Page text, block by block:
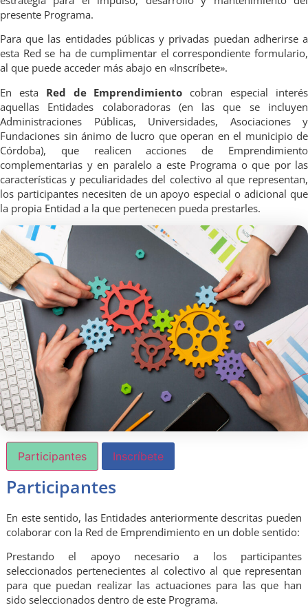
presente Programa.
Para que las entidades públicas y privadas puedan adherirse a
esta Red se ha de cumplimentar el correspondiente formulario,
al que puede acceder más abajo en «Inscríbete».
En esta Red de Emprendimiento cobran especial interés
aquellas Entidades colaboradoras (en las que se incluyen
Administraciones Públicas, Universidades, Asociaciones y
Fundaciones sin ánimo de lucro que operan en el municipio de
Córdoba), que realicen acciones de Emprendimiento
complementarias y en paralelo a este Programa o que por las
características y peculiaridades del colectivo al que representan,
los participantes necesiten de un apoyo especial o adicional que
la propia Entidad a la que pertenecen pueda prestarles.
Participantes Inscríbete
Participantes
En este sentido, las Entidades anteriormente descritas pueden
colaborar con la Red de Emprendimiento en un doble sentido:
Prestando el apoyo necesario a los participantes
seleccionados pertenecientes al colectivo al que representan
para que puedan realizar las actuaciones para las que han
sido seleccionados dentro de este Programa.